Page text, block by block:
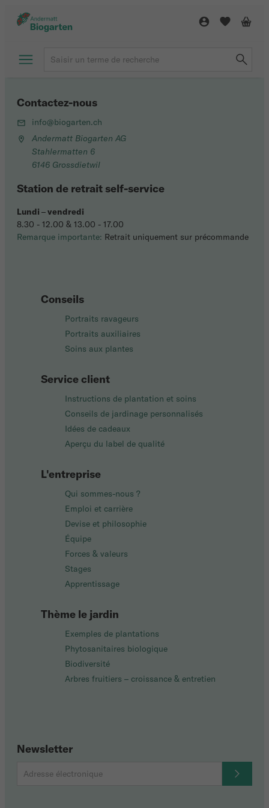
Conseils
Portraits ravageurs
Portraits auxiliaires
Soins aux plantes
Service client
Instructions de plantation et soins
Conseils de jardinage personnalisés
Idées de cadeaux
Aperçu du label de qualité
L'entreprise
Qui sommes-nous ?
Emploi et carrière
Devise et philosophie
Équipe
Forces & valeurs
Stages
Apprentissage
Thème le jardin
Exemples de plantations
Phytosanitaires biologique
Biodiversité
Arbres fruitiers – croissance & entretien
Newsletter
Contactez-nous
info@biogarten.ch
Andermatt Biogarten AG
Stahlermatten 6
6146 Grossdietwil
Station de retrait self-service
Lundi –vendredi
8.30 - 12.00 & 13.00 - 17.00
Remarque importante: Retrait uniquement sur précommande